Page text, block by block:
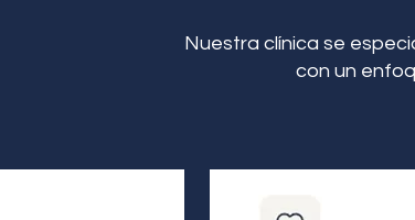
Nuestra clínica se
con un